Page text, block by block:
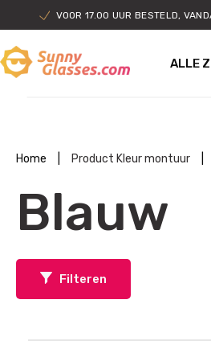
VOOR 17.00 UUR BESTELD,
ALLE
Home Product Kleur montuur
Blauw
Filteren